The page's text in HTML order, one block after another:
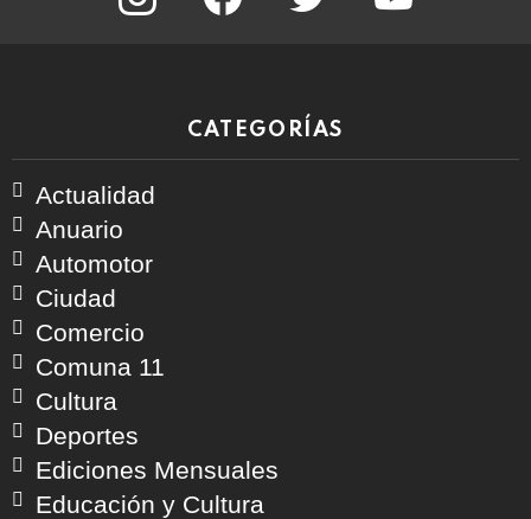
CATEGORÍAS
Actualidad
Anuario
Automotor
Ciudad
Comercio
Comuna 11
Cultura
Deportes
Ediciones Mensuales
Educación y Cultura